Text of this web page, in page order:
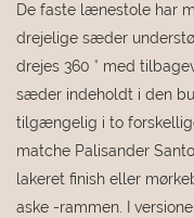
De faste lænestole har
drejelige sæder
drejes 360 ° med
sæder indeholdt i den
tilgængelig i to
matche Palisander
lakeret finish eller
aske -rammen. I